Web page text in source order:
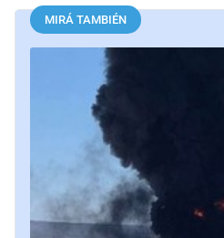
MIRÁ TAMBIÉN